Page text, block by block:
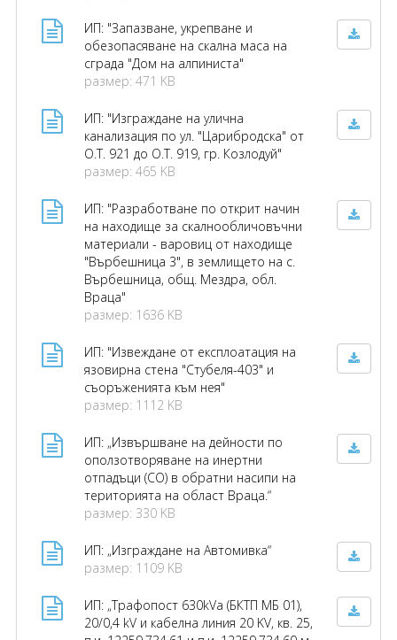
ИП: "Запазване, укрепване и
обезопасяване на скална маса на
сграда "Дом на алпиниста"
размер: 471 KB
ИП: "Изграждане на улична
канализация по ул. "Царибродска" от
О.Т. 921 до О.Т. 919, гр. Козлодуй"
размер: 465 KB
ИП: "Разработване по открит начин
на находище за скалнообличовъчни
материали - варовиц от находище
"Върбешница 3", в землището на с.
Върбешница, общ. Мездра, обл.
Враца"
размер: 1636 KB
ИП: "Извеждане от експлоатация на
язовирна стена "Стубеля-403" и
съоръженията към нея"
размер: 1112 KB
ИП: „Извършване на дейности по
оползотворяване на инертни
отпадъци (СО) в обратни насипи на
територията на област Враца.“
размер: 330 KB
ИП: „Изграждане на Автомивка“
размер: 1109 KB
ИП: „Трафопост 630kVa (БКТП МБ 01),
20/0,4 kV и кабелна линия 20 KV, кв. 25,